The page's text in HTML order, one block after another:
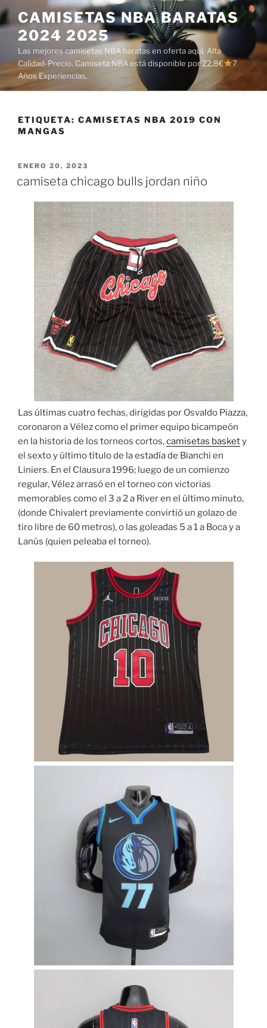
Saltar
al
contenido
CAMISETAS NBA BARATAS
2024 2025
Las mejores camisetas NBA baratas en oferta aquí. Alta
Calidad-Precio. Camiseta NBA está disponible por 22,8€
7
Años Experiencias.
ETIQUETA: CAMISETAS NBA 2019 CON
MANGAS
PUBLICADO
ENERO 20, 2023
camiseta chicago bulls jordan niño
Las últimas cuatro fechas, dirigidas por Osvaldo Piazza,
coronaron a Vélez como el primer equipo bicampeón
en la historia de los torneos cortos,camisetas baskety
el sexto y último título de la estadía de Bianchi en
Liniers. En el Clausura 1996; luego de un comienzo
regular, Vélez arrasó en el torneo con victorias
memorables como el 3 a 2 a River en el último minuto,
(donde Chivalert previamente convirtió un golazo de
tiro libre de 60 metros), o las goleadas 5 a 1 a Boca y a
Lanús (quien peleaba el torneo).